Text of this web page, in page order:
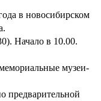
в новосибирском
Начало в 10.00.
музеи-
предварительной